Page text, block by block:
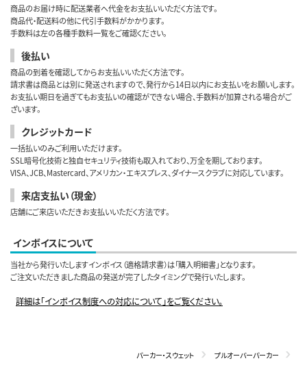
商品のお届け時に配送業者へ代金をお支払いいただく方法です。
商品代・配送料の他に代引手数料がかかります。
手数料は左の各種手数料一覧をご確認ください。
後払い
商品の到着を確認してからお支払いいただく方法です。
請求書は商品とは別に発送されますので、発行から14日以内にお支払いをお願いします。
お支払い期日を過ぎてもお支払いの確認ができない場合、手数料が加算される場合がご
ざいます。
クレジットカード
一括払いのみご利用いただけます。
SSL暗号化技術と独自セキュリティ技術も取入れており、万全を期しております。
VISA、JCB、Mastercard、アメリカン・エキスプレス、ダイナースクラブに対応しています。
来店支払い（現金）
店舗にご来店いただきお支払いいただく方法です。
インボイスについて
当社から発行いたしますインボイス（適格請求書）は「購入明細書」となります。
ご注文いただきました商品の発送が完了したタイミングで発行いたします。
詳細は「インボイス制度への対応について」をご覧ください。
パーカー・スウェット プルオーバーパーカー